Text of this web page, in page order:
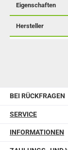
Eigenschaften
Hersteller
BEI RÜCKFRAGEN
SERVICE
INFORMATIONEN